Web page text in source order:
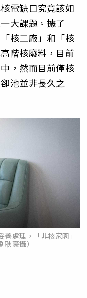
電缺口究竟該如
大課題。據了
核二廠」和「核
階核廢料，目前
，然而目前僅核
池並非長久之
處理，「非核家園」
豪攝）